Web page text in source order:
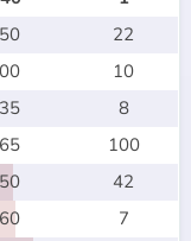
22
10
8
100
42
7